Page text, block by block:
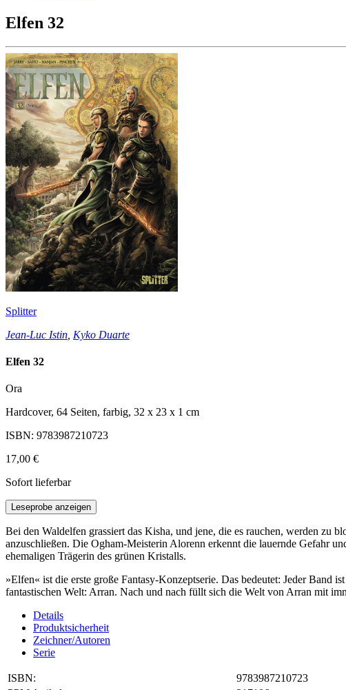
Elfen 32
Splitter
Jean-Luc Istin Kyko Duarte
Elfen 32
Ora
Hardcover, 64 Seiten, farbig, 32 x 23 x 1 cm
ISBN: 9783987210723
17,00 €
Sofort lieferbar
Leseprobe anzeigen
Bei den Waldelfen grassiert das Kisha, und jene, die es rauchen, werden zu
anzuschließen. Die Ogham-Meisterin Alorenn erkennt die lauernde Gefahr
ehemaligen Trägerin des grünen Kristalls.
»Elfen« ist die erste große Fantasy-Konzeptserie. Das bedeutet: Jeder Band
fantastischen Welt: Arran. Nach und nach füllt sich die Welt von Arran mit
Details
Produktsicherheit
Zeichner/Autoren
Serie
ISBN:
9783987210723